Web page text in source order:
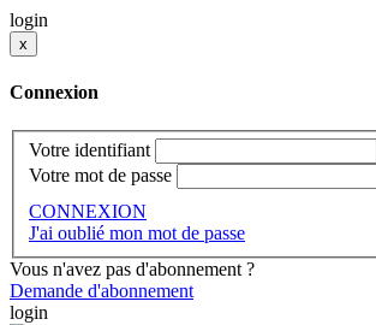
login
x
Connexion
Votre identifiant
Votre mot de passe
CONNEXION
J'ai oublié mon mot de passe
Vous n'avez pas d'abonnement ?
Demande d'abonnement
login